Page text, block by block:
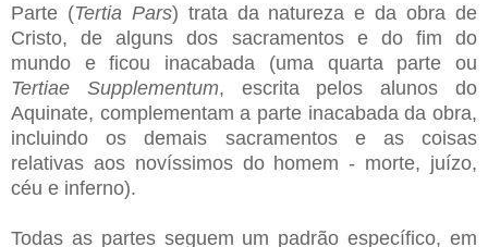
Parte (Tertia Pars) trata da natureza e da obra de
Cristo, de alguns dos sacramentos e do fim do
mundo e ficou inacabada (uma quarta parte ou
Tertiae Supplementum, escrita pelos alunos do
Aquinate, complementam a parte inacabada da obra,
incluindo os demais sacramentos e as coisas
relativas aos novíssimos do homem - morte, juízo,
céu e inferno).
Todas as partes seguem um padrão específico, em